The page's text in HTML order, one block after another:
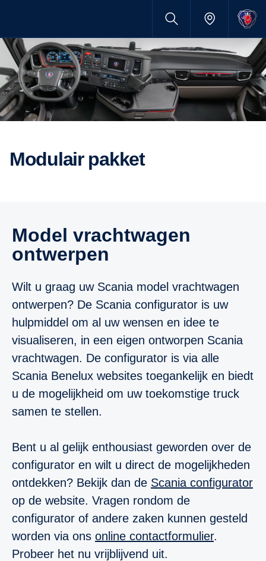
Modulair pakket
model vrachtwagen
ontwerpen
Wilt u graag uw Scania model vrachtwagen
ontwerpen? De Scania configurator is uw
hulpmiddel om al uw wensen en idee te
visualiseren, in een eigen ontworpen Scania
vrachtwagen. De configurator is via alle
Scania Benelux websites toegankelijk en biedt
u de mogelijkheid om uw toekomstige truck
samen te stellen.
Bent u al gelijk enthousiast geworden over de
configurator en wilt u direct de mogelijkheden
ontdekken? Bekijk dan de Scania configurator
op de website. Vragen rondom de
configurator of andere zaken kunnen gesteld
worden via ons online contactformulier.
Probeer het nu vrijblijvend uit.